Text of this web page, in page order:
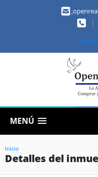
MENÚ
Inicio
Detalles del